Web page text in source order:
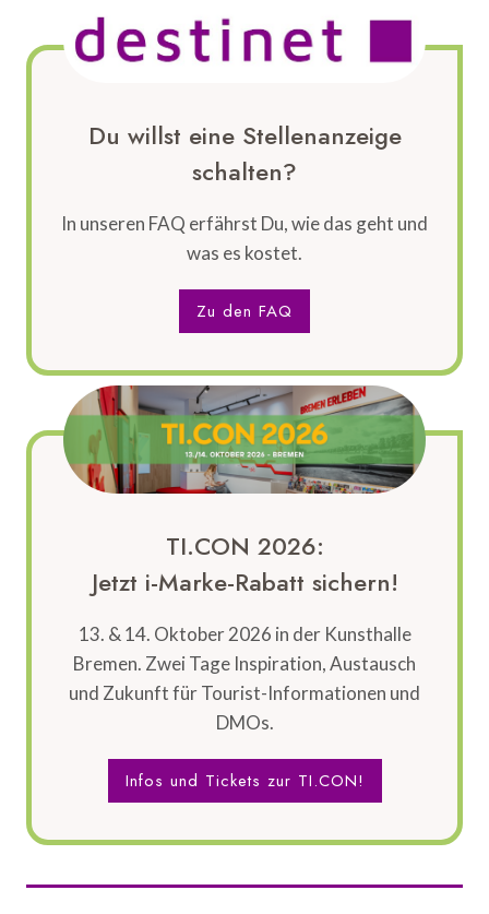
Du willst eine Stellenanzeige
schalten?
In unseren FAQ erfährst Du, wie das geht und
was es kostet.
Zu den FAQ
TI.CON 2026:
Jetzt i-Marke-Rabatt sichern!
13. & 14. Oktober 2026 in der Kunsthalle
Bremen. Zwei Tage Inspiration, Austausch
und Zukunft für Tourist-Informationen und
DMOs.
Infos und Tickets zur TI.CON!